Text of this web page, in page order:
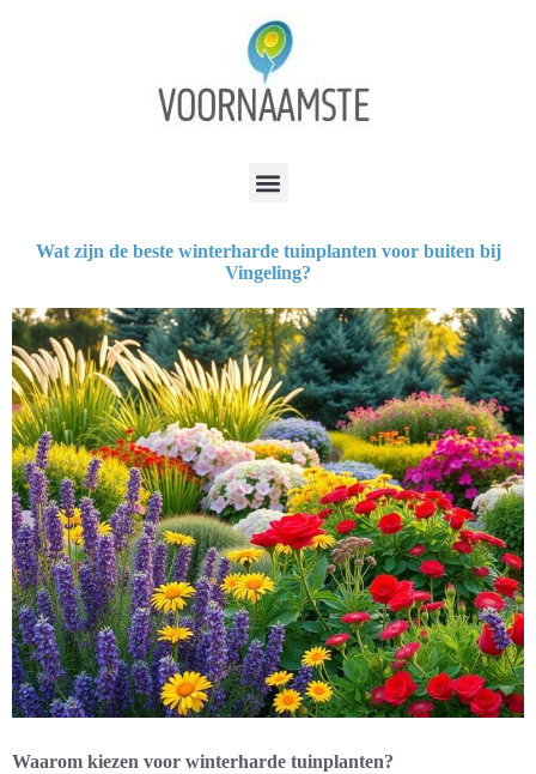
Wat zijn de beste winterharde tuinplanten voor buiten bij
Vingeling?
Waarom kiezen voor winterharde tuinplanten?